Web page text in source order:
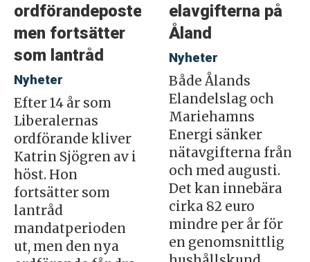
ordförandeposten
men fortsätter
som lantråd
Nyheter
Efter 14 år som
Liberalernas
ordförande kliver
Katrin Sjögren av i
höst. Hon
fortsätter som
lantråd
mandatperioden
ut, men den nya
elavgifterna på
Åland
Nyheter
Både Ålands
Elandelslag och
Mariehamns
Energi sänker
nätavgifterna från
och med augusti.
Det kan innebära
cirka 82 euro
mindre per år för
en genomsnittlig